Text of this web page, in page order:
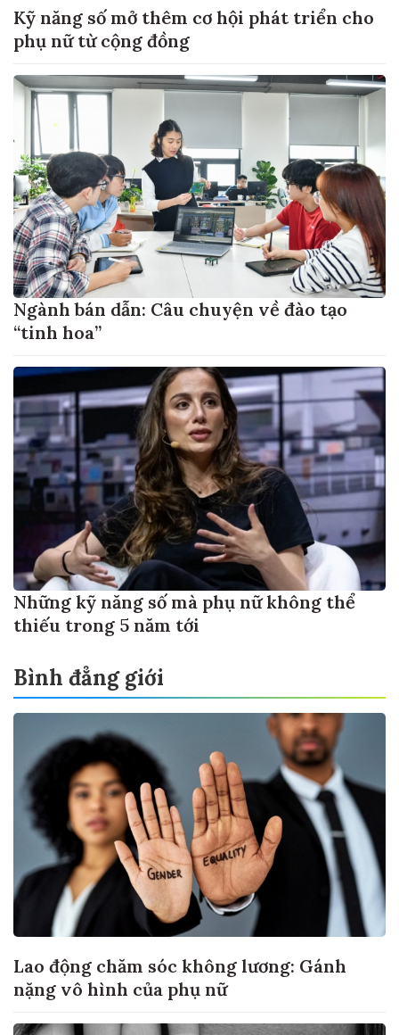
Kỹ năng số mở thêm cơ hội phát triển cho
phụ nữ từ cộng đồng
Ngành bán dẫn: Câu chuyện về đào tạo
“tinh hoa”
Những kỹ năng số mà phụ nữ không thể
thiếu trong 5 năm tới
Bình đẳng giới
Lao động chăm sóc không lương: Gánh
nặng vô hình của phụ nữ